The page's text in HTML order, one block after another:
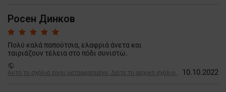
Росен Динков
Πολύ καλά παπούτσια, ελαφριά άνετα και
ταιριάζουν τέλεια στο πόδι συνιστώ.
public
Αυτό το σχόλιο είναι μεταφρασμένο. Δείτε το αρχικό σχόλιο.
10.10.2022